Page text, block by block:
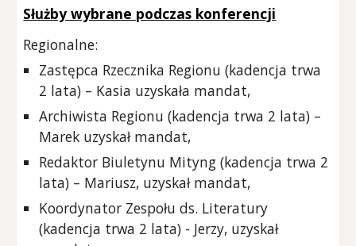
Służby wybrane podczas konferencji
Regionalne:
Zastępca Rzecznika Regionu (kadencja trwa
2 lata) – Kasia uzyskała mandat,
Archiwista Regionu (kadencja trwa 2 lata) –
Marek uzyskał mandat,
Redaktor Biuletynu Mityng (kadencja trwa 2
lata) – Mariusz, uzyskał mandat,
Koordynator Zespołu ds. Literatury
(kadencja trwa 2 lata) - Jerzy, uzyskał